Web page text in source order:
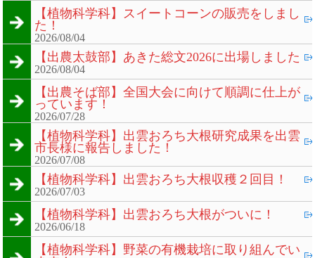
【植物科学科】スイートコーンの販売をしまし
た！
2026/08/04
【出農太鼓部】あきた総文2026に出場しました
2026/08/04
【出農そば部】全国大会に向けて順調に仕上が
っています！
2026/07/28
【植物科学科】出雲おろち大根研究成果を出雲
市長様に報告しました！
2026/07/08
【植物科学科】出雲おろち大根収穫２回目！
2026/07/03
【植物科学科】出雲おろち大根がついに！
2026/06/18
【植物科学科】野菜の有機栽培に取り組んでい